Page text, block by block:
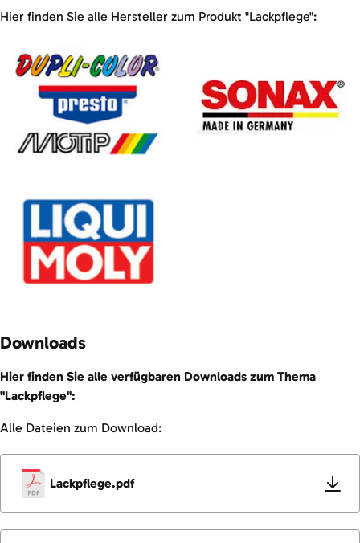
Hier finden Sie alle Hersteller zum Produkt "Lackpflege":
Downloads
Hier finden Sie alle verfügbaren Downloads zum Thema
"Lackpflege":
Alle Dateien zum Download:
Lackpflege.pdf